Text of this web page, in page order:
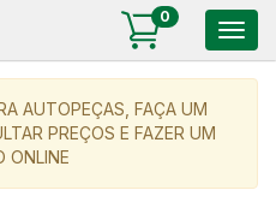
0
AUTOPEÇAS, FAÇA UM
PREÇOS E FAZER UM
ONLINE